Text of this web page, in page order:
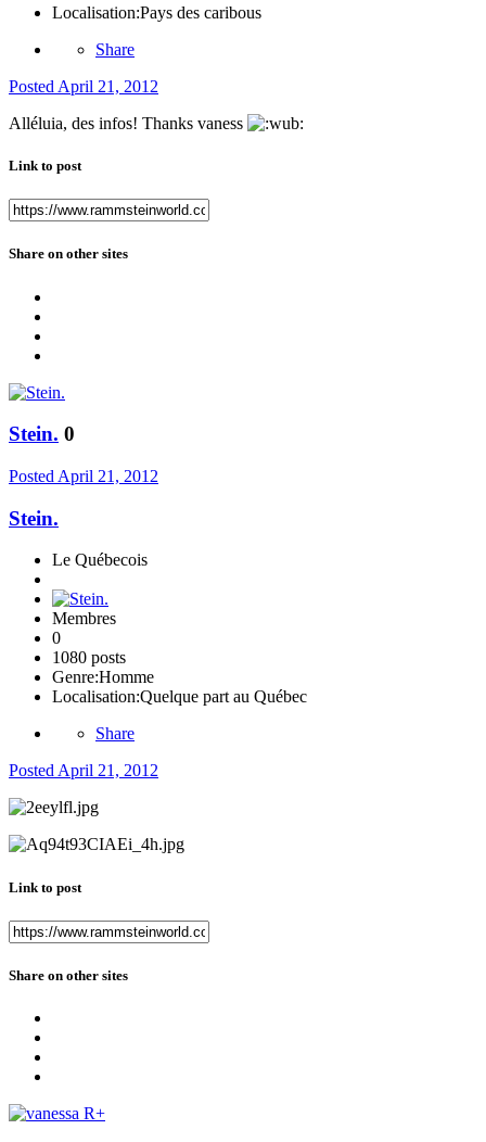
Localisation:Pays des caribous
Share
Posted April 21, 2012
Alléluia, des infos! Thanks vaness
Link to post
Share on other sites
Stein. 0
Posted April 21, 2012
Stein.
Le Québecois
Membres
0
1080 posts
Genre:Homme
Localisation:Quelque part au Québec
Share
PostedApril 21, 2012
Link to post
Share on other sites